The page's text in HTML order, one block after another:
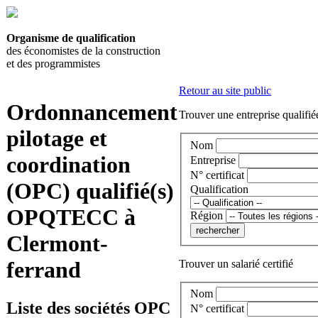
Organisme de qualification
des économistes de la construction
et des programmistes
Ordonnancement
pilotage et
coordination
(OPC) qualifié(s)
OPQTECC à
Clermont-
ferrand
Liste des sociétés OPC
Retour au site public
Trouver une entreprise
Nom
Entreprise
N° certificat
Qualification
Région
Trouver un salarié certifié
Nom
N° certificat